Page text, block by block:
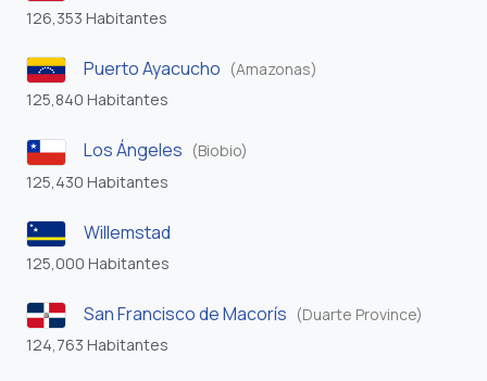
126,353 Habitantes
Puerto Ayacucho (Amazonas)
125,840 Habitantes
Los Ángeles (Biobio)
125,430 Habitantes
Willemstad
125,000 Habitantes
San Francisco de Macorís (Duarte Province)
124,763 Habitantes